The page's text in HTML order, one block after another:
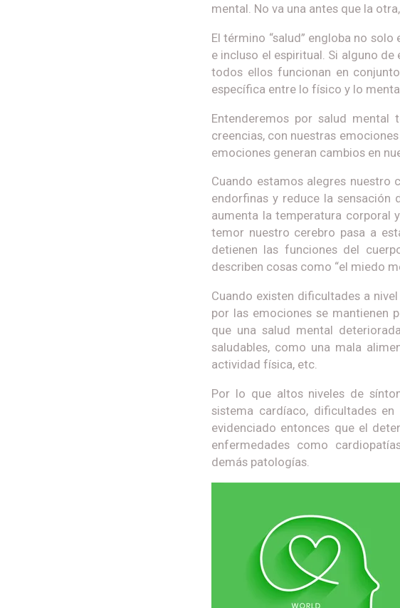
mental. No va una antes que la
El término “salud” engloba no
e incluso el espiritual. Si alguno
todos ellos funcionan en
específica entre lo físico y lo
Entenderemos por salud
creencias, con nuestras
emociones generan cambios en
Cuando estamos alegres nuestro
endorfinas y reduce la sensación
aumenta la temperatura corporal
temor nuestro cerebro pasa a
detienen las funciones del
describen cosas como “el miedo
Cuando existen dificultades a
por las emociones se mantienen
que una salud mental
saludables, como una mala
actividad física, etc.
Por lo que altos niveles de
sistema cardíaco, dificultades
evidenciado entonces que el
enfermedades como
demás patologías.